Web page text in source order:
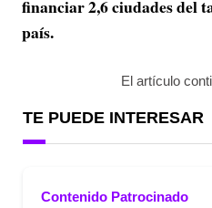
financiar 2,6 ciudades del
país.
El artículo
TE PUEDE INTERESAR
Contenido Patrocinado